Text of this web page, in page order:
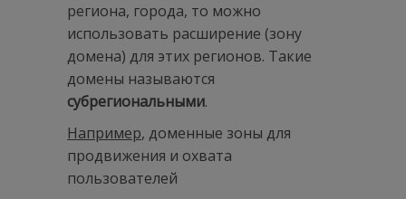
региона, города, то можно
использовать расширение (зону
домена) для этих регионов. Такие
домены называются
субрегиональными.
Например, доменные зоны для
продвижения и охвата
пользователей